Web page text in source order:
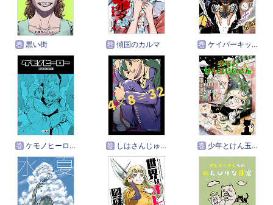
巻 黒い街 巻 傾国のカルマ 巻ケイパーキッドの仮面
巻 ケモノヒーロー 巻 しはさんじゅうに 巻少年とけん玉じいさん